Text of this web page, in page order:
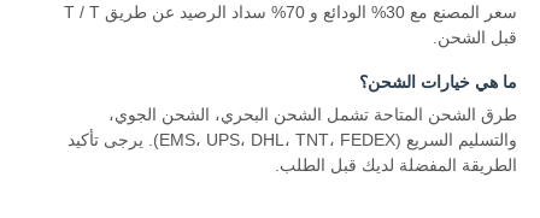
سعر المصنع مع 30% الودائع و 70% سداد الرصيد عن طريق T / T
قبل الشحن.
ما هي خيارات الشحن؟
طرق الشحن المتاحة تشمل الشحن البحري، الشحن الجوي،
والتسليم السريع (EMS، UPS، DHL، TNT، FEDEX). يرجى تأكيد
الطريقة المفضلة لديك قبل الطلب.